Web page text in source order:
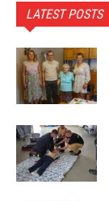
LATEST POSTS